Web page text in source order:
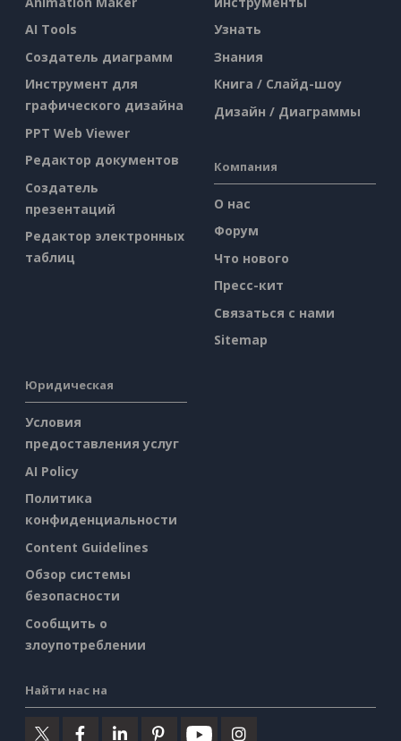
AI Tools
Создатель диаграмм
Инструмент для
графического дизайна
PPT Web Viewer
Редактор документов
Создатель
презентаций
Редактор электронных
таблиц
Узнать
Знания
Книга / Слайд-шоу
Дизайн / Диаграммы
Компания
О нас
Форум
Что нового
Пресс-кит
Связаться с нами
Sitemap
Юридическая
Условия
предоставления услуг
AI Policy
Политика
конфиденциальности
Content Guidelines
Обзор системы
безопасности
Сообщить о
злоупотреблении
Найти нас на